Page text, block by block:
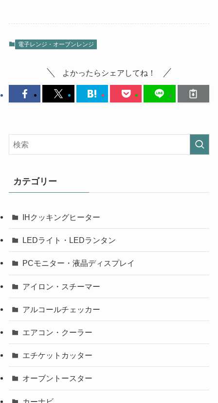
電子レンジ・オーブンレンジ
よかったらシェアしてね！
カテゴリー
IHクッキングヒーター
LEDライト・LEDランタン
PCモニター・液晶ディスプレイ
アイロン・スチーマー
アルコールチェッカー
エアコン・クーラー
エチケットカッター
オーブントースター